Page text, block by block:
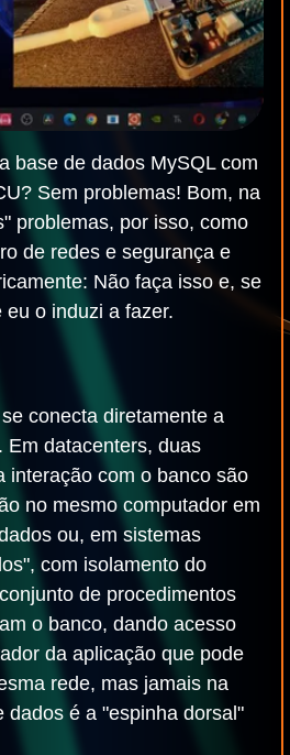
base de dados MySQL com
Sem problemas! Bom, na
problemas, por isso, como
de redes e segurança e
Não faça isso e, se
o induzi a fazer.
conecta diretamente a
Em datacenters, duas
interação com o banco são
no mesmo computador em
ou, em sistemas
com isolamento do
de procedimentos
o banco, dando acesso
da aplicação que pode
rede, mas jamais na
dados é a "espinha dorsal"